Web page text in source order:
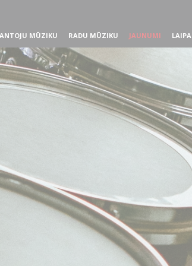
MŪZIKU RADU MŪZIKU JAUNUMI LAIPA